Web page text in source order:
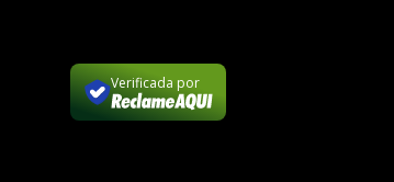
Verificada por